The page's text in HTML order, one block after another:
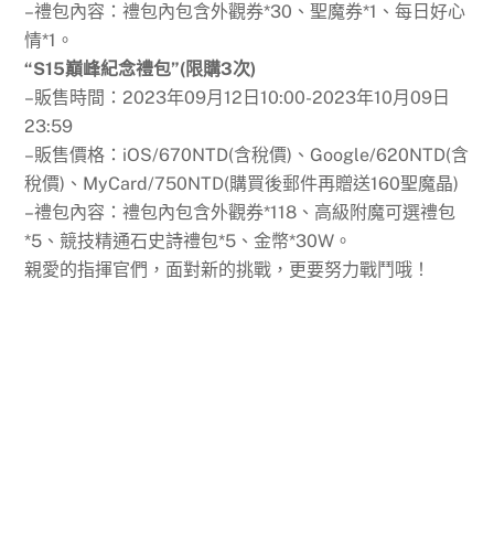
–禮包內容：禮包內包含外觀券*30、聖魔券*1、每日好心
情*1。
“S15巔峰紀念禮包”(限購3次)
–販售時間：2023年09月12日10:00-2023年10月09日
23:59
–販售價格：iOS/670NTD(含稅價)、Google/620NTD(含
稅價)、MyCard/750NTD(購買後郵件再贈送160聖魔晶)
–禮包內容：禮包內包含外觀券*118、高級附魔可選禮包
*5、競技精通石史詩禮包*5、金幣*30W。
親愛的指揮官們，面對新的挑戰，更要努力戰鬥哦！